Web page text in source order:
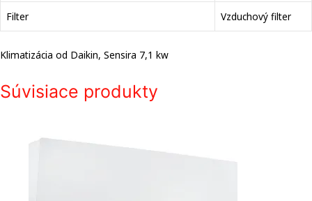
Filter Vzduchový filter
Klimatizácia od Daikin, Sensira 7,1 kw
Súvisiace produkty